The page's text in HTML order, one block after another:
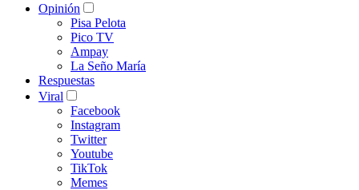
Opinión
Pisa Pelota
Pico TV
Ampay
La Seño María
Respuestas
Viral
Facebook
Instagram
Twitter
Youtube
TikTok
Memes